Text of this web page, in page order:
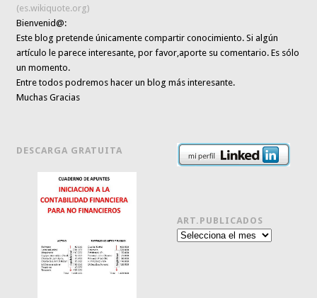
(es.wikiquote.org)
Bienvenid@:
Este blog pretende únicamentecompartir conocimiento. Si algún
artículo le parece interesante,por favor,aporte su comentario. Es sólo
un momento.
Entre todos podremos hacer un blog más interesante.
Muchas Gracias
DESCARGA GRATUITA
ART.PUBLICADOS
Art.publicados